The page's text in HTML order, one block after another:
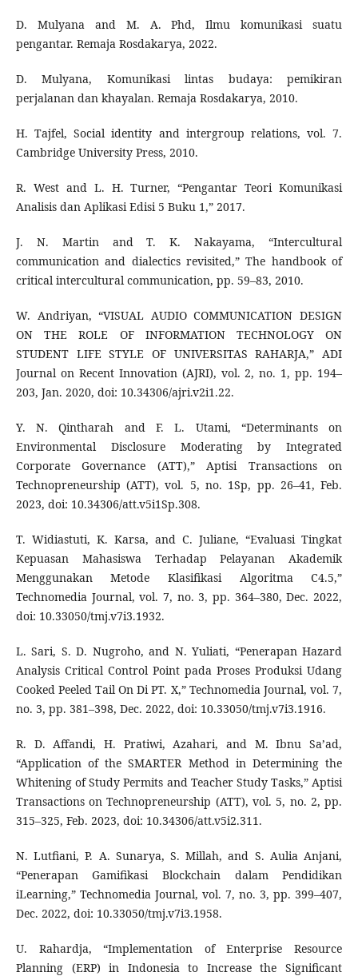
D. Mulyana and M. A. Phd, Ilmu komunikasi suatu
pengantar. Remaja Rosdakarya, 2022.
D. Mulyana, Komunikasi lintas budaya: pemikiran
perjalanan dan khayalan. Remaja Rosdakarya, 2010.
H. Tajfel, Social identity and intergroup relations, vol. 7.
Cambridge University Press, 2010.
R. West and L. H. Turner, “Pengantar Teori Komunikasi
Analisis dan Aplikasi Edisi 5 Buku 1,” 2017.
J. N. Martin and T. K. Nakayama, “Intercultural
communication and dialectics revisited,” The handbook of
critical intercultural communication, pp. 59–83, 2010.
W. Andriyan, “VISUAL AUDIO COMMUNICATION DESIGN
ON THE ROLE OF INFORMATION TECHNOLOGY ON
STUDENT LIFE STYLE OF UNIVERSITAS RAHARJA,” ADI
Journal on Recent Innovation (AJRI), vol. 2, no. 1, pp. 194–
203, Jan. 2020, doi: 10.34306/ajri.v2i1.22.
Y. N. Qintharah and F. L. Utami, “Determinants on
Environmental Disclosure Moderating by Integrated
Corporate Governance (ATT),” Aptisi Transactions on
Technopreneurship (ATT), vol. 5, no. 1Sp, pp. 26–41, Feb.
2023, doi: 10.34306/att.v5i1Sp.308.
T. Widiastuti, K. Karsa, and C. Juliane, “Evaluasi Tingkat
Kepuasan Mahasiswa Terhadap Pelayanan Akademik
Menggunakan Metode Klasifikasi Algoritma C4.5,”
Technomedia Journal, vol. 7, no. 3, pp. 364–380, Dec. 2022,
doi: 10.33050/tmj.v7i3.1932.
L. Sari, S. D. Nugroho, and N. Yuliati, “Penerapan Hazard
Analysis Critical Control Point pada Proses Produksi Udang
Cooked Peeled Tail On Di PT. X,” Technomedia Journal, vol. 7,
no. 3, pp. 381–398, Dec. 2022, doi: 10.33050/tmj.v7i3.1916.
R. D. Affandi, H. Pratiwi, Azahari, and M. Ibnu Sa’ad,
“Application of the SMARTER Method in Determining the
Whitening of Study Permits and Teacher Study Tasks,” Aptisi
Transactions on Technopreneurship (ATT), vol. 5, no. 2, pp.
315–325, Feb. 2023, doi: 10.34306/att.v5i2.311.
N. Lutfiani, P. A. Sunarya, S. Millah, and S. Aulia Anjani,
“Penerapan Gamifikasi Blockchain dalam Pendidikan
iLearning,” Technomedia Journal, vol. 7, no. 3, pp. 399–407,
Dec. 2022, doi: 10.33050/tmj.v7i3.1958.
U. Rahardja, “Implementation of Enterprise Resource
Planning (ERP) in Indonesia to Increase the Significant